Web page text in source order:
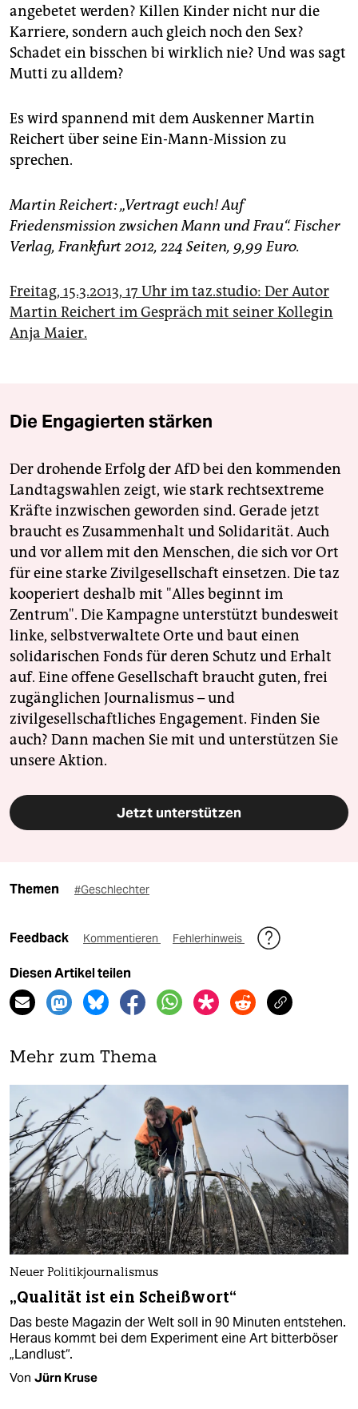
angebetet werden? Killen Kinder nicht nur die
Karriere, sondern auch gleich noch den Sex?
Schadet ein bisschen bi wirklich nie? Und was sagt
Mutti zu alldem?
Es wird spannend mit dem Auskenner Martin
Reichert über seine Ein-Mann-Mission zu
sprechen.
Martin Reichert: „Vertragt euch! Auf
Friedensmission zwsichen Mann und Frau“. Fischer
Verlag, Frankfurt 2012, 224 Seiten, 9,99 Euro.
Freitag, 15.3.2013, 17 Uhr im taz.studio: Der Autor
Martin Reichert im Gespräch mit seiner Kollegin
Anja Maier.
Die Engagierten stärken
Der drohende Erfolg der AfD bei den kommenden
Landtagswahlen zeigt, wie stark rechtsextreme
Kräfte inzwischen geworden sind. Gerade jetzt
braucht es Zusammenhalt und Solidarität. Auch
und vor allem mit den Menschen, die sich vor Ort
für eine starke Zivilgesellschaft einsetzen. Die taz
kooperiert deshalb mit "Alles beginnt im
Zentrum". Die Kampagne unterstützt bundesweit
linke, selbstverwaltete Orte und baut einen
solidarischen Fonds für deren Schutz und Erhalt
auf. Eine offene Gesellschaft braucht guten, frei
zugänglichen Journalismus – und
zivilgesellschaftliches Engagement. Finden Sie
auch? Dann machen Sie mit und unterstützen Sie
unsere Aktion.
Jetzt unterstützen
Themen #Geschlechter
Feedback Kommentieren Fehlerhinweis
Diesen Artikel teilen
Mehr zum Thema
Neuer Politikjournalismus
„Qualität ist ein Scheißwort“
Das beste Magazin der Welt soll in 90 Minuten entstehen.
Heraus kommt bei dem Experiment eine Art bitterböser
„Landlust“.
Von Jürn Kruse